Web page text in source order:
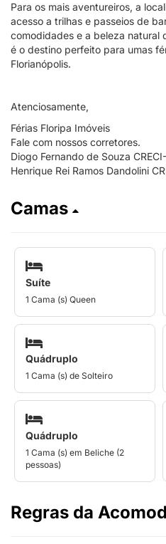
Para os mais aventureiros, a
acesso a trilhas e passeios de
comodidades e a beleza natural
é o destino perfeito para umas
Florianópolis.
Atenciosamente,
Férias Floripa Imóveis
Fale com nossos corretores.
Diogo Fernando de Souza
Henrique Rei Ramos Dandolini
Camas
Suíte
1 Cama (s) Queen
Quádruplo
1 Cama (s) de Solteiro
Quádruplo
1 Cama (s) em Beliche (2
pessoas)
Regras da